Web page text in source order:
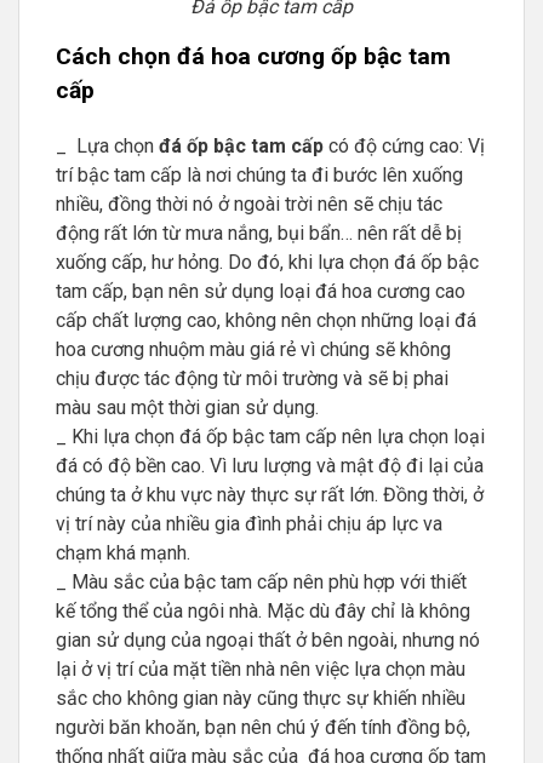
Đá ốp bậc tam cấp
Cách chọn đá hoa cương ốp bậc tam
cấp
_ Lựa chọn đá ốp bậc tam cấp có độ cứng cao: Vị
trí bậc tam cấp là nơi chúng ta đi bước lên xuống
nhiều, đồng thời nó ở ngoài trời nên sẽ chịu tác
động rất lớn từ mưa nắng, bụi bẩn… nên rất dễ bị
xuống cấp, hư hỏng. Do đó, khi lựa chọn đá ốp bậc
tam cấp, bạn nên sử dụng loại đá hoa cương cao
cấp chất lượng cao, không nên chọn những loại đá
hoa cương nhuộm màu giá rẻ vì chúng sẽ không
chịu được tác động từ môi trường và sẽ bị phai
màu sau một thời gian sử dụng.
_ Khi lựa chọn đá ốp bậc tam cấp nên lựa chọn loại
đá có độ bền cao. Vì lưu lượng và mật độ đi lại của
chúng ta ở khu vực này thực sự rất lớn. Đồng thời, ở
vị trí này của nhiều gia đình phải chịu áp lực va
chạm khá mạnh.
_ Màu sắc của bậc tam cấp nên phù hợp với thiết
kế tổng thể của ngôi nhà. Mặc dù đây chỉ là không
gian sử dụng của ngoại thất ở bên ngoài, nhưng nó
lại ở vị trí của mặt tiền nhà nên việc lựa chọn màu
sắc cho không gian này cũng thực sự khiến nhiều
người băn khoăn, bạn nên chú ý đến tính đồng bộ,
thống nhất giữa màu sắc của đá hoa cương ốp tam